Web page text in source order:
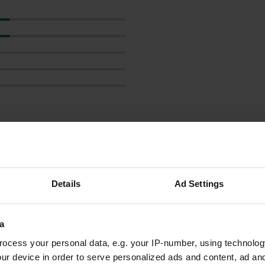
Details Ad Settings
your personal data, e.g. your IP-number, using
device in order to serve personalized ads and content, ad
Bel endroit avec vue sur la vallée. Le village